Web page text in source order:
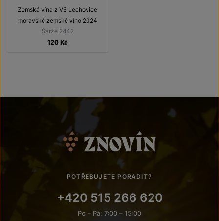
Zemská vína z VS Lechovice
moravské zemské víno 2024
Šarže 2442
120 Kč
POTŘEBUJETE PORADIT?
+420 515 266 620
Po – Pá: 7:00 – 15:00